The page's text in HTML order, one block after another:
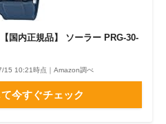
国内正規品】 ソーラー PRG-30-
15 10:21時点｜Amazon調べ
今すぐチェック